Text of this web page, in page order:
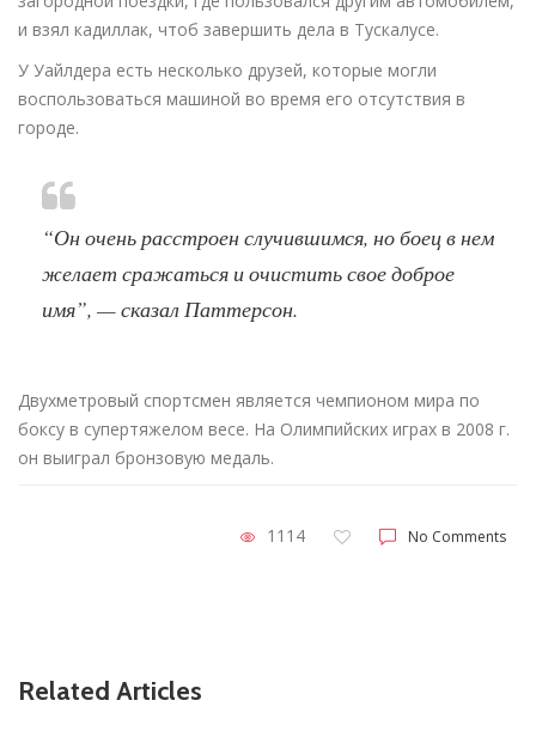
и взял кадиллак, чтоб завершить дела в Тускалусе.
У Уайлдера есть несколько друзей, которые могли
воспользоваться машиной во время его отсутствия в
городе.
“Он очень расстроен случившимся, но боец в нем
желает сражаться и очистить свое доброе
имя”, — сказал Паттерсон.
Двухметровый спортсмен является чемпионом мира по
боксу в супертяжелом весе. На Олимпийских играх в 2008 г.
он выиграл бронзовую медаль.
1114 No Comments
Related Articles